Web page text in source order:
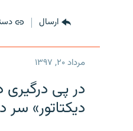
ارسال
مرداد ۲۰, ۱۳۹۷
در پی درگیری
دیکتاتور» سر